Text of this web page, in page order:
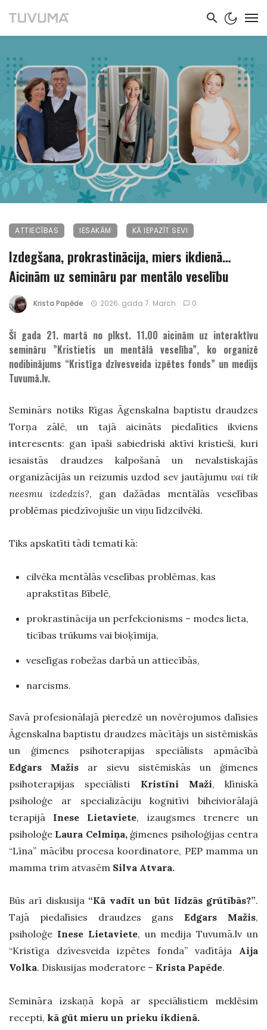
ATTIECĪBAS IESAKĀM KĀ IEPAZĪT SEVI
Izdegšana, prokrastinācija, miers ikdienā…
Aicinām uz semināru par mentālo veselību
Krista Papēde 2026. gada 7. March 0
Šī gada 21. martā no plkst. 11.00 aicinām uz interaktīvu
semināru ”Kristietis un mentālā veselība”, ko organizē
nodibinājums “Kristīga dzīvesveida izpētes fonds” un medijs
Tuvumā.lv.
Seminārs notiks Rīgas Āgenskalna baptistu draudzes
Torņa zālē, un tajā aicināts piedalīties ikviens
interesents: gan īpaši sabiedriski aktīvi kristieši, kuri
iesaistās draudzes kalpošanā un nevalstiskajās
organizācijās un reizumis uzdod sev jautājumu vai tik
neesmu izdedzis?, gan dažādas mentālās veselības
problēmas piedzīvojušie un viņu līdzcilvēki.
Tiks apskatīti tādi temati kā:
cilvēka mentālās veselības problēmas, kas
aprakstītas Bībelē,
prokrastinācija un perfekcionisms – modes lieta,
ticības trūkums vai bioķīmija,
veselīgas robežas darbā un attiecībās,
narcisms.
Savā profesionālajā pieredzē un novērojumos dalīsies
Āgenskalna baptistu draudzes mācītājs un sistēmiskās
un ģimenes psihoterapijas speciālists apmācībā
Edgars Mažis ar sievu sistēmiskās un ģimenes
psihoterapijas speciālisti Kristīni Maži, klīniskā
psiholoģe ar specializāciju kognitīvi biheiviorālajā
terapijā Inese Lietaviete, izaugsmes trenere un
psiholoģe Laura Celmiņa, ģimenes psiholoģijas centra
“Līna” mācību procesa koordinatore, PEP mamma un
mamma trim atvasēm Silva Atvara.
Būs arī diskusija “Kā vadīt un būt līdzās grūtībās?”.
Tajā piedalīsies draudzes gansEdgars Mažis,
psiholoģe Inese Lietaviete, un medija Tuvumā.lv un
“Kristīga dzīvesveida izpētes fonda” vadītāja Aija
Volka. Diskusijas moderatore – Krista Papēde.
Semināra izskaņā kopā ar speciālistiem meklēsim
recepti, kā gūt mieru un prieku ikdienā.